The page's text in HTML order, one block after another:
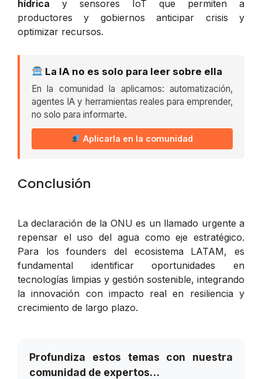
hídrica y sensores IoT que permiten a
productores y gobiernos anticipar crisis y
optimizar recursos.
La IA no es solo para leer sobre ella
En la comunidad la aplicamos: automatización,
agentes IA y herramientas reales para emprender,
no solo para informarte.
Aplicarla en la comunidad
Conclusión
La declaración de la ONU es un llamado urgente a
repensar el uso del agua como eje estratégico.
Para los founders del ecosistema LATAM, es
fundamental identificar oportunidades en
tecnologías limpias y gestión sostenible, integrando
la innovación con impacto real en resiliencia y
crecimiento de largo plazo.
Profundiza estos temas con nuestra
comunidad de expertos…